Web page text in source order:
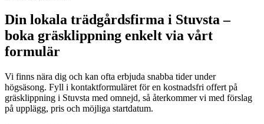
Din lokala trädgårdsfirma i Stuvsta –
boka gräsklippning enkelt via vårt
formulär
Vi finns nära dig och kan ofta erbjuda snabba tider under
högsäsong. Fyll i kontaktformuläret för en kostnadsfri offert på
gräsklippning i Stuvsta med omnejd, så återkommer vi med förslag
på upplägg, pris och möjliga startdatum.